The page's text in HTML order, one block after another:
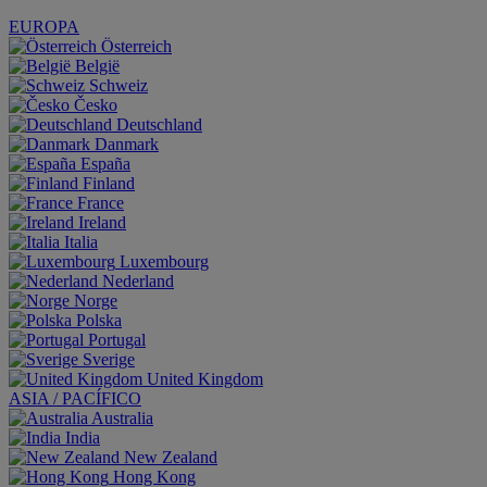
EUROPA
Österreich
België
Schweiz
Česko
Deutschland
Danmark
España
Finland
France
Ireland
Italia
Luxembourg
Nederland
Norge
Polska
Portugal
Sverige
United Kingdom
ASIA / PACÍFICO
Australia
India
New Zealand
Hong Kong